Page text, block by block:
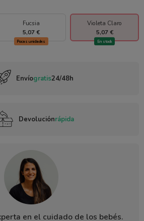
Fucsia
5,07 €
Pocas unidades
Violeta Claro
5,07 €
En stock
Envíogratis24/48h
Devoluciónrápida
en el cuidado de los bebés.